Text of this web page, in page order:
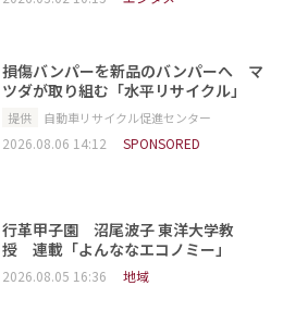
損傷バンパーを新品のバンパーへ マ
ツダが取り組む「水平リサイクル」
提供 自動車リサイクル促進センター
2026.08.06 14:12 SPONSORED
行革甲子園 沼尾波子 東洋大学教
授 連載「よんななエコノミー」
2026.08.05 16:36 地域